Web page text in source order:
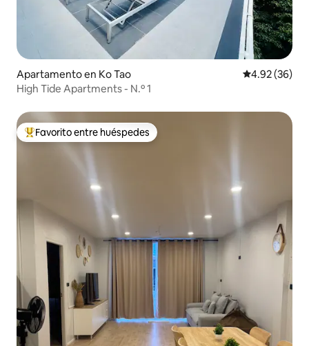
Apartamento en Ko Tao Calificación
4.92 (36)
High Tide Apartments - N.º 1
Favorito entre huéspedes preferido
Favorito entre huéspedes